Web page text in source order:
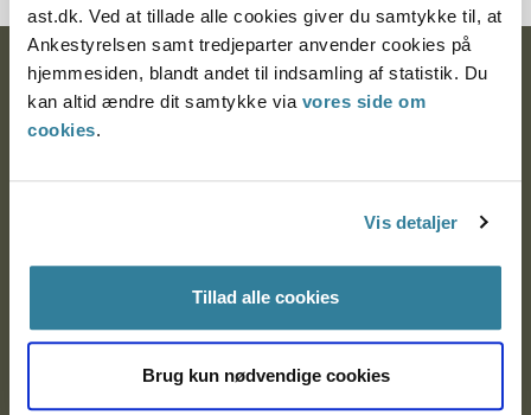
ast.dk. Ved at tillade alle cookies giver du samtykke til, at
Ankestyrelsen samt tredjeparter anvender cookies på
hjemmesiden, blandt andet til indsamling af statistik. Du
kan altid ændre dit samtykke via vores side om
cookies.
Vis detaljer
Tillad alle cookies
Brug kun nødvendige cookies
Ankestyrelsen
Postadresse:
Nytorv 7, 2. sal
Ankestyrelsen Aalborg
Ankestyrelsen København